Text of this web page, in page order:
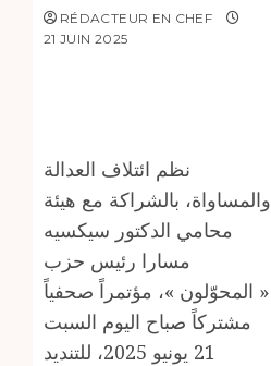
RÉDACTEUR EN CHEF
21 JUIN 2025
نظم ائتلاف العدالة
والمساواة، بالشراكة مع هيئة
محامي الدكتور سيكسيه
مسارا رئيس حزب
« المحوّلون »، مؤتمراً صحفياً
مشتركاً صباح اليوم السبت
21 يونيو 2025، للتنديد